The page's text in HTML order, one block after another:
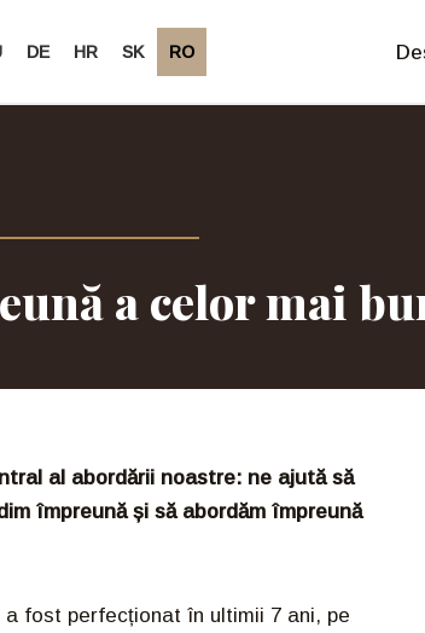
DE HR SK RO
a celor mai
al abordării noastre: ne ajută să
împreună și să abordăm împreună
fost perfecționat în ultimii 7 ani, pe